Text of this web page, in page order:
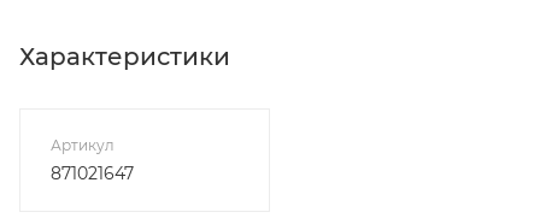
Характеристики
Артикул
871021647